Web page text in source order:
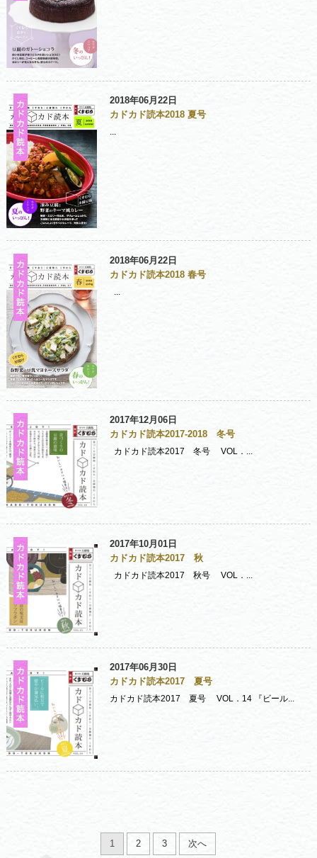
2018年06月22日
カドカド読本2018 夏号
2018年06月22日
カドカド読本2018 春号
2017年12月06日
カドカド読本2017-2018 冬号
カドカド読本2017 冬号 VOL．...
2017年10月01日
カドカド読本2017 秋
カドカド読本2017 秋号 VOL．...
2017年06月30日
カドカド読本2017 夏号
カドカド読本2017 夏号 VOL．14 『ビール...
1 2 3 次へ